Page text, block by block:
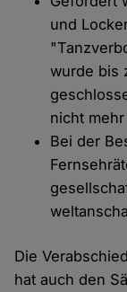
und
wurde bis
nicht
Bei der
Die
hat auch den